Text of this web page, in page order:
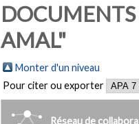
AMAL"
Monter d'un niveau
Pour citer ou exporter
Réseau de